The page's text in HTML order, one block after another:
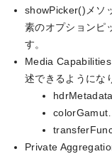
showPicker()メソ
素のオプションピ
す。
Media
述できるようにな
Private